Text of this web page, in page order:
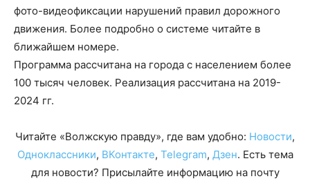
фото-видеофиксации нарушений правил дорожного
движения. Более подробно о системе читайте в
ближайшем номере.
Программа рассчитана на города с населением более
100 тысяч человек. Реализация рассчитана на 2019-
2024 гг.
Читайте «Волжскую правду», где вам удобно: Новости,
Одноклассники, ВКонтакте, Telegram, Дзен. Есть тема
для новости? Присылайте информацию на почту